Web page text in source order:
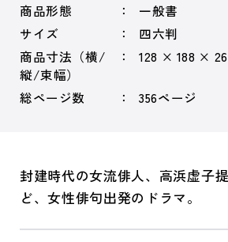
商品形態
一般書
サイズ
四六判
商品寸法（横/
縦/束幅）
128 × 188 ×
総ページ数 356ページ
封建時代の女流俳人、高浜虚子
ど、女性俳句出発のドラマ。